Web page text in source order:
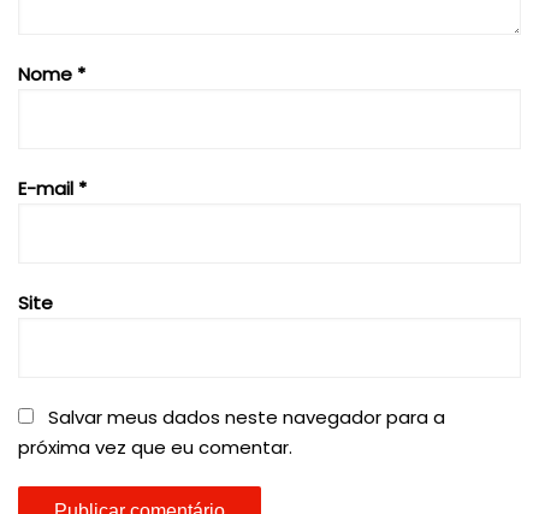
Nome *
E-mail *
Site
Salvar meus dados neste navegador para a
próxima vez que eu comentar.